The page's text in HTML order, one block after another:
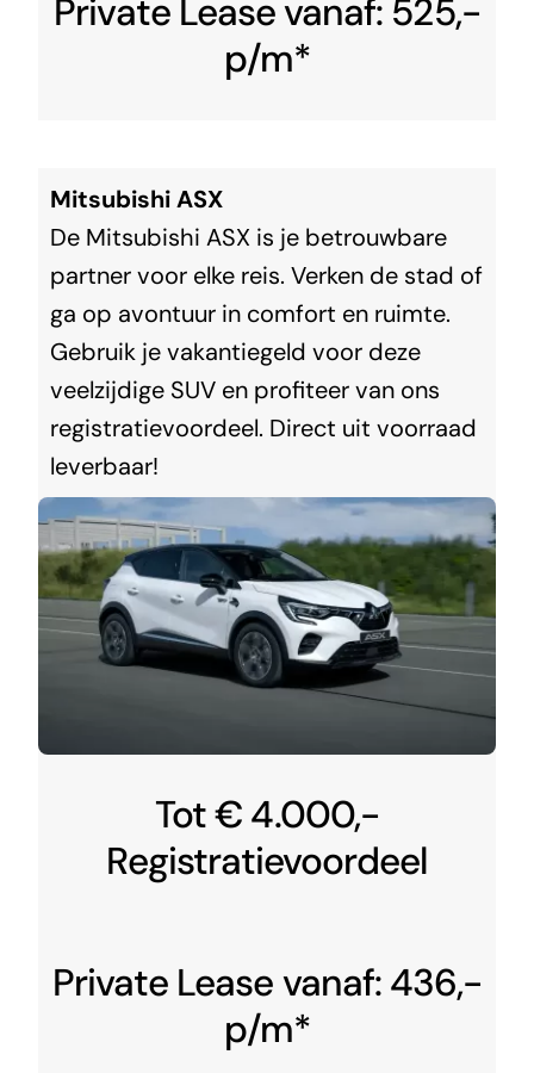
Private Lease vanaf: 525,-
p/m*
Mitsubishi ASX
De Mitsubishi ASX is je betrouwbare
partner voor elke reis. Verken de stad of
ga op avontuur in comfort en ruimte.
Gebruik je vakantiegeld voor deze
veelzijdige SUV en profiteer van ons
registratievoordeel. Direct uit voorraad
leverbaar!
Tot € 4.000,-
Registratievoordeel
Private Lease vanaf: 436,-
p/m*